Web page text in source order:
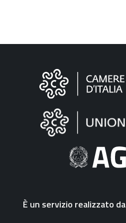
Informazioni
"Fattura
Elettronica"
È un servizio realizzato da